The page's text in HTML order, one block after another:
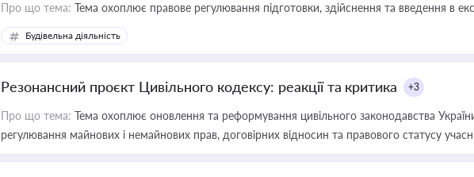
Про що тема: Тема охоплює правове регулювання підготовки, здійснення та введення в
Будівельна діяльність
Резонансний проєкт Цивільного кодексу: реакції та критика +3
Про що тема: Тема охоплює оновлення та реформування цивільного законодавства
регулювання майнових і немайнових прав, договірних відносин та правового статусу